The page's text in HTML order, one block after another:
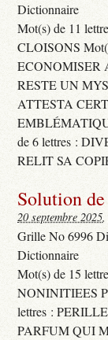
Dictionnaire
Mot(s) de 11
CLOISONS
ECONOMISER
RESTE UN
ATTESTA
de 6 lettres :
RELIT SA
Solution
20 septembre 2025
Grille No 6996
Dictionnaire
Mot(s) de 15
NONINITIEES
lettres :
PARFUM QUI